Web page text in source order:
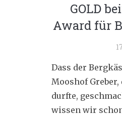
GOLD
Award für
Dass der
Mooshof Greber,
durfte,
wissen wir